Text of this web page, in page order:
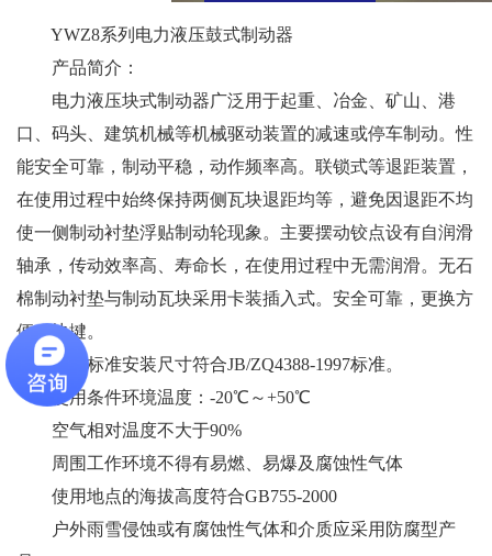
YWZ8系列电力液压鼓式制动器
产品简介：
电力液压块式制动器广泛用于起重、冶金、矿山、港
口、码头、建筑机械等机械驱动装置的减速或停车制动。性
能安全可靠，制动平稳，动作频率高。联锁式等退距装置，
在使用过程中始终保持两侧瓦块退距均等，避免因退距不均
使一侧制动衬垫浮贴制动轮现象。主要摆动铰点设有自润滑
轴承，传动效率高、寿命长，在使用过程中无需润滑。无石
棉制动衬垫与制动瓦块采用卡装插入式。安全可靠，更换方
便、快揵。
符合标准安装尺寸符合JB/ZQ4388-1997标准。
使用条件环境温度：-20℃～+50℃
空气相对温度不大于90%
周围工作环境不得有易燃、易爆及腐蚀性气体
使用地点的海拔高度符合GB755-2000
户外雨雪侵蚀或有腐蚀性气体和介质应采用防腐型产